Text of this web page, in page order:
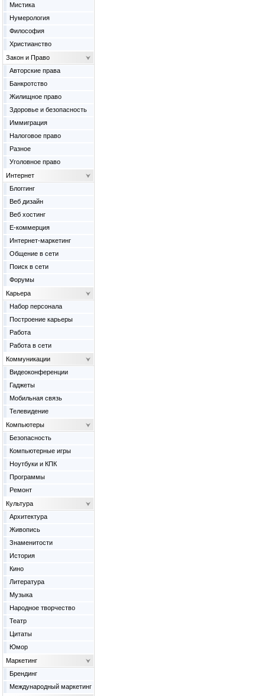
Мистика
Нумерология
Философия
Христианство
Закон и Право
Авторские права
Банкротство
Жилищное право
Здоровье и безопасность
Иммиграция
Налоговое право
Разное
Уголовное право
Интернет
Блоггинг
Веб дизайн
Веб хостинг
Е-коммерция
Интернет-маркетинг
Общение в сети
Поиск в сети
Форумы
Карьера
Набор персонала
Построение карьеры
Работа
Работа в сети
Коммуникации
Видеоконференции
Гаджеты
Мобильная связь
Телевидение
Компьютеры
Безопасность
Компьютерные игры
Ноутбуки и КПК
Программы
Ремонт
Культура
Архитектура
Живопись
Знаменитости
История
Кино
Литература
Музыка
Народное творчество
Театр
Цитаты
Юмор
Маркетинг
Брендинг
Международный маркетинг